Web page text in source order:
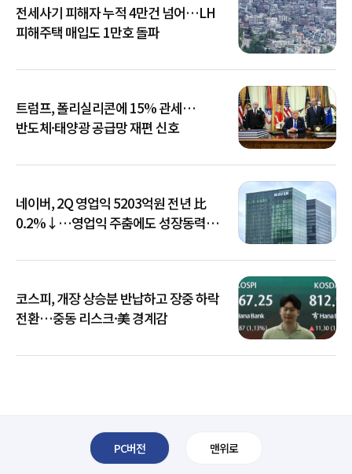
전세사기 피해자 누적 4만건 넘어…LH
피해주택 매입도 1만호 돌파
트럼프, 폴리실리콘에 15% 관세…
반도체·태양광 공급망 재편 신호
네이버, 2Q 영업익 5203억원 전년 比
0.2%↓…영업익 주춤에도 성장동력
코스피, 개장 상승분 반납하고 장중 하락
전환…중동 리스크·美 경계감
PC버전 맨위로